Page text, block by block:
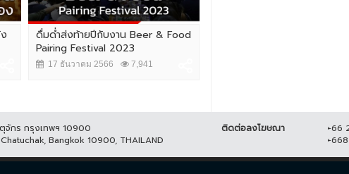
ดื่มด่ำส่งท้ายปีกับงาน Beer & Food
Pairing Festival 2023
17 ธันวาคม 2566 7,941
จักร กรุงเทพฯ 10900
Bangkok 10900, THAILAND
ติดต่อลงโฆษณา
+66